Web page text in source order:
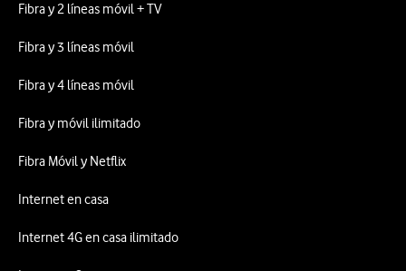
Fibra y 2 líneas móvil + TV
Fibra y 3 líneas móvil
Fibra y 4 líneas móvil
Fibra y móvil ilimitado
Fibra Móvil y Netflix
Internet en casa
Internet 4G en casa ilimitado